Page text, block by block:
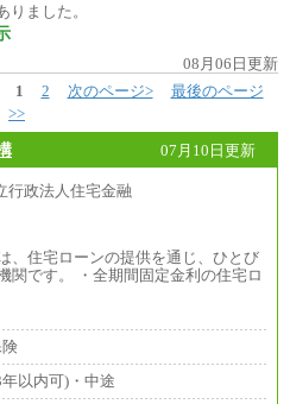
りました。
08月06日更新
1 2 次のページ>
最後のページ
>>
07月10日更新
、住宅ローンの提供を通じ、ひとび
関です。 ・全期間固定金利の住宅ロ
以内可)・中途